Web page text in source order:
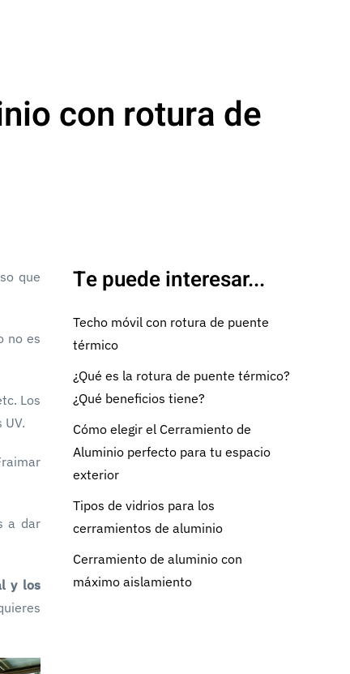
con rotura de
que
no es
Los
a dar
y los
Te puede interesar...
Techo móvil con rotura de puente
térmico
¿Qué es la rotura de puente térmico?
¿Qué beneficios tiene?
Cómo elegir el Cerramiento de
Aluminio perfecto para tu espacio
exterior
Tipos de vidrios para los
cerramientos de aluminio
Cerramiento de aluminio con
máximo aislamiento